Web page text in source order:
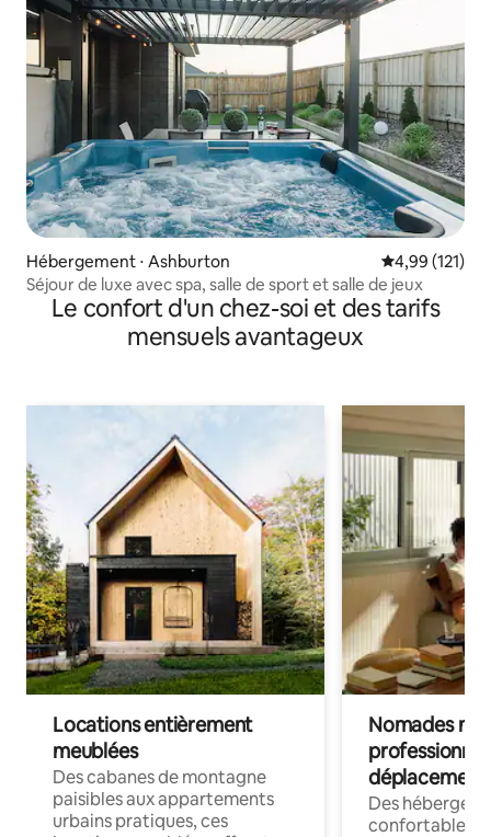
Hébergement ⋅ Ashburton Évaluation
4,99 (121)
Séjour de luxe avec spa, salle de sport et salle de jeux
Le confort d'un chez-soi et des tarifs
mensuels avantageux
Locations entièrement
meublées
Des cabanes de montagne
paisibles aux appartements
urbains pratiques, ces
Nomades
déplacement
Des
confortables